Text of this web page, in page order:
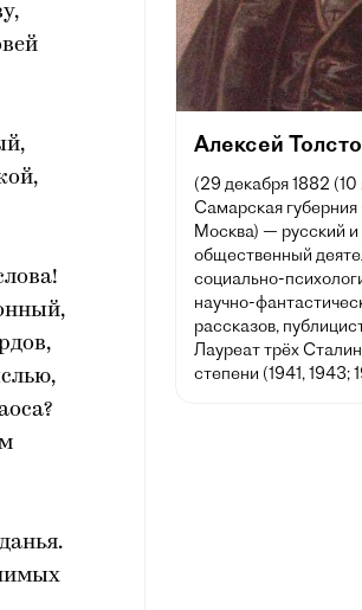
Алексей
(29 декабря 1882
Самарская
Москва) — русский и
общественный
социально-
научно-
рассказов,
Лауреат трёх
степени (1941,